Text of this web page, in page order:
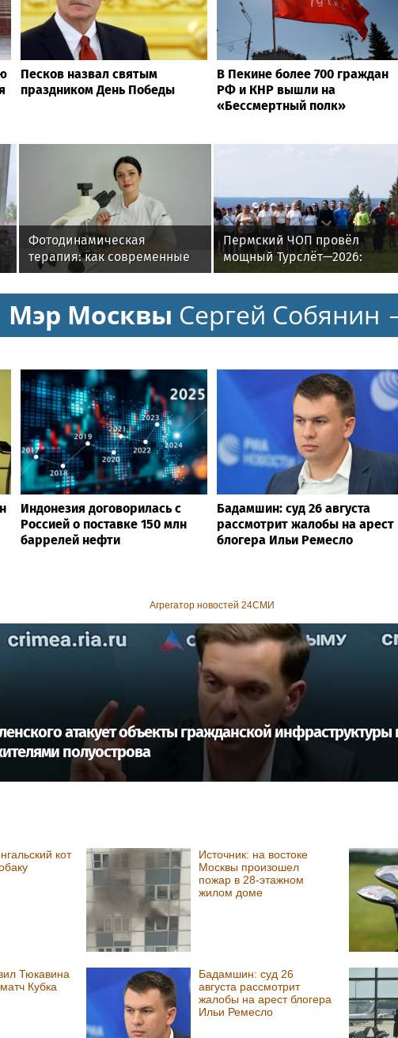
Песков назвал святым
праздником День Победы
В Пекине более 700 граждан
РФ и КНР вышли на
«Бессмертный полк»
Фотодинамическая
терапия: как современные
технологии меняют подход к
Пермский ЧОП провёл
мощный Турслёт—2026:
фото, результаты и
мероприятия
Мэр Москвы Сергей Собянин
Индонезия договорилась с
Россией о поставке 150 млн
баррелей нефти
Бадамшин: суд 26 августа
рассмотрит жалобы на арест
блогера Ильи Ремесло
Агрегатор новостей 24СМИ
атакует объекты гражданской инфраструктуры
полуострова
кот
Источник: на востоке
Москвы произошел
пожар в 28-этажном
жилом доме
Тюкавина
Кубка
Бадамшин: суд 26
августа рассмотрит
жалобы на арест блогера
Ильи Ремесло